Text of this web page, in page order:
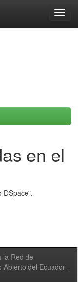
en el
DSpace".
la Red de
Abierto del Ecuador -